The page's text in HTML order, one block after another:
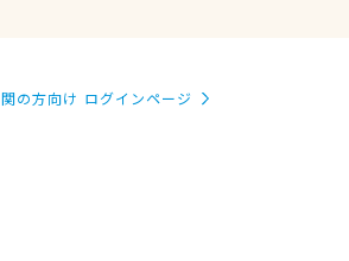
の方向け ログインページ